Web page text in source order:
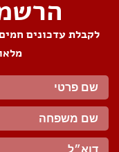
לקבלת עדכונים